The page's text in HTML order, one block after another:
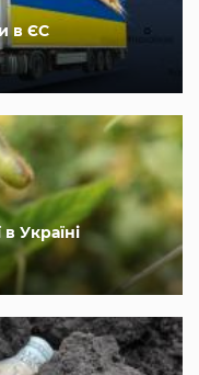
в ЄС
Україні